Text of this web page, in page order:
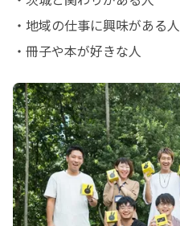
・地域の仕事に興味がある人
・冊子や本が好きな人